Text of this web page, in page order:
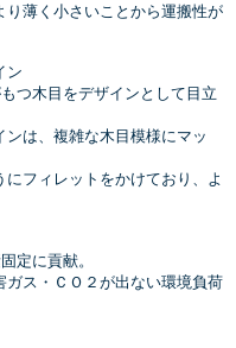
薄く小さいことから運搬性が
ン
つ木目をデザインとして目立
、複雑な木目模様にマッ
ィレットをかけており、よ
定に貢献。
・ＣＯ２が出ない環境負荷